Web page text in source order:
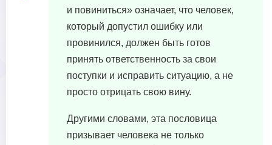
и повиниться» означает, что человек,
который допустил ошибку или
провинился, должен быть готов
принять ответственность за свои
поступки и исправить ситуацию, а не
просто отрицать свою вину.
Другими словами, эта пословица
призывает человека не только